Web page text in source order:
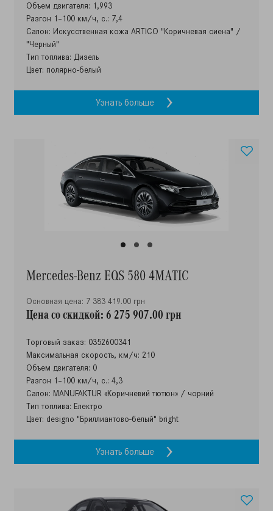
Объем двигателя: 1,993
Разгон 1–100 км/ч, с.: 7,4
Салон: Искусственная кожа ARTICO "Коричневая сиена" /
"Черный"
Тип топлива: Дизель
Цвет: полярно-белый
Узнать больше
Mercedes-Benz EQS 580 4MATIC
Основная цена: 7 383 419.00 грн
Цена со скидкой: 6 275 907.00 грн
Торговый заказ: 0352600341
Максимальная скорость, км/ч: 210
Объем двигателя: 0
Разгон 1–100 км/ч, с.: 4,3
Салон: MANUFAKTUR «Коричневий тютюн» / чорний
Тип топлива: Електро
Цвет: designo "Бриллиантово-белый" bright
Узнать больше